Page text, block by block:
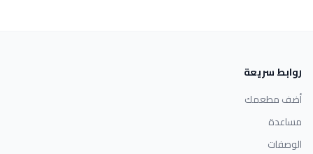
روابط سريعة
أضف مطعمك
مساعدة
الوصفات